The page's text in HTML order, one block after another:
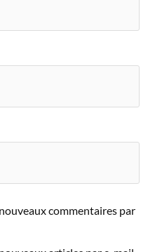
commentaires par